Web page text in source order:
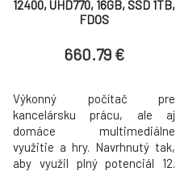
12400, UHD770, 16GB, SSD 1TB,
FDOS
660.79 €
Výkonný počítač pre
kancelársku prácu, ale aj
domáce multimediálne
využitie a hry. Navrhnutý tak,
aby využil plný potenciál 12.